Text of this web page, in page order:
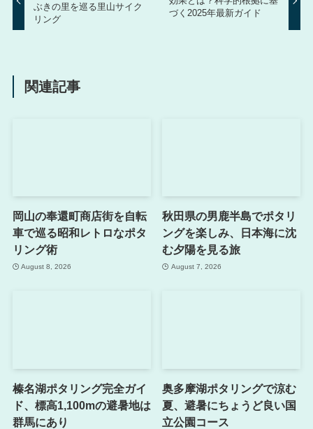
ぶきの里を巡る里山サイク
リング
づく2025年最新ガイド
関連記事
岡山の奉還町商店街を自転
車で巡る昭和レトロなポタ
リング術
August 8, 2026
秋田県の男鹿半島でポタリ
ングを楽しみ、日本海に沈
む夕陽を見る旅
August 7, 2026
榛名湖ポタリング完全ガイ
ド、標高1,100mの避暑地は
群馬にあり
奥多摩湖ポタリングで涼む
夏、避暑にちょうど良い国
立公園コース